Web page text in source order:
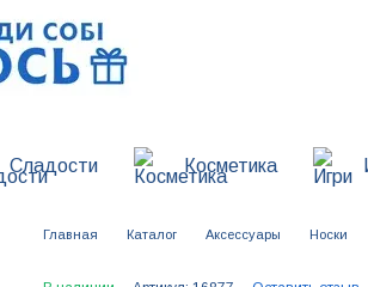
Сладости Косметика
Главная Каталог Аксессуары Носки